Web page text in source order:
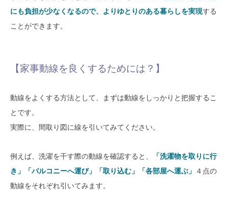
SAWAMURA不動産
にも負担が少なくなるので、よりゆとりのある暮らしを実現する
ことができます。
【家事動線を良くするためには？】
動線をよくする方法として、まずは動線をしっかりと把握するこ
とです。
実際に、間取り図に線を引いてみてください。
例えば、洗濯を干す際の動線を確認すると、
「洗濯物を取りに行
き」「バルコニーへ運び」「取り込む」「各部屋へ運ぶ」
４点の
動線をそれぞれ引いてみます。